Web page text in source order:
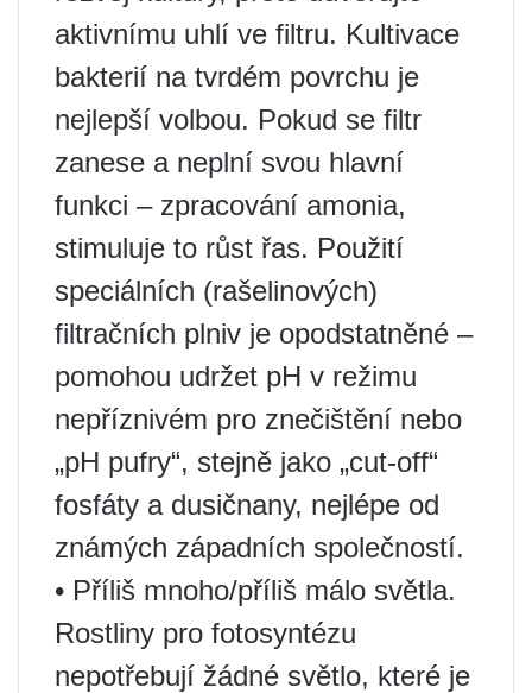
aktivnímu uhlí ve filtru. Kultivace
bakterií na tvrdém povrchu je
nejlepší volbou. Pokud se filtr
zanese a neplní svou hlavní
funkci – zpracování amonia,
stimuluje to růst řas. Použití
speciálních (rašelinových)
filtračních plniv je opodstatněné –
pomohou udržet pH v režimu
nepříznivém pro znečištění nebo
„pH pufry“, stejně jako „cut-off“
fosfáty a dusičnany, nejlépe od
známých západních společností.
• Příliš mnoho/příliš málo světla.
Rostliny pro fotosyntézu
nepotřebují žádné světlo, které je